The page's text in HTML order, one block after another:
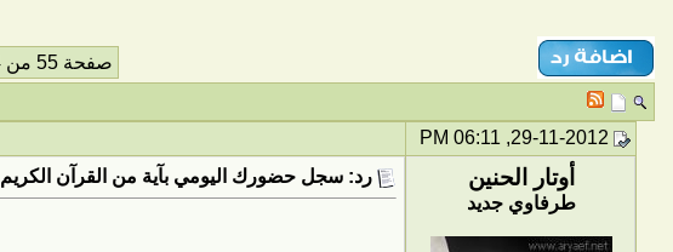
صفحة 55 من 114
أوتار الحنين
طرفاوي جديد
رد: سجل حضورك اليومي بآية من القرآن الكريم